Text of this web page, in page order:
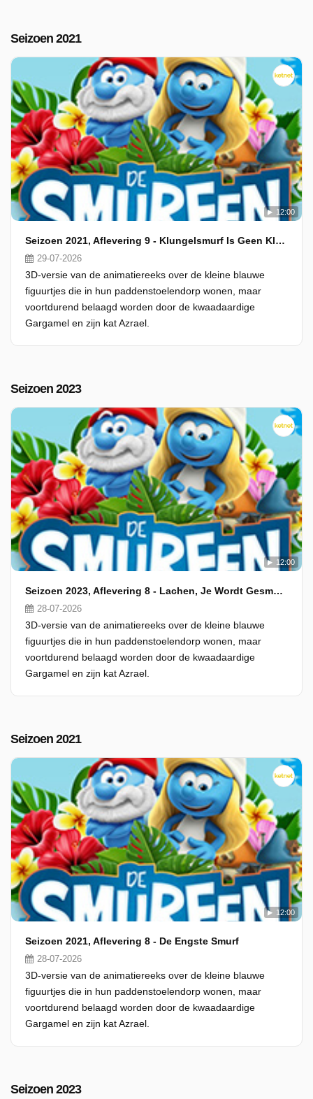
Seizoen 2021
12:00
Seizoen 2021, Aflevering 9 - Klungelsmurf Is Geen Klungel
29-07-2026
3D-versie van de animatiereeks over de kleine blauwe
figuurtjes die in hun paddenstoelendorp wonen, maar
voortdurend belaagd worden door de kwaadaardige
Gargamel en zijn kat Azrael.
Seizoen 2023
12:00
Seizoen 2023, Aflevering 8 - Lachen, Je Wordt Gesmurft!
28-07-2026
3D-versie van de animatiereeks over de kleine blauwe
figuurtjes die in hun paddenstoelendorp wonen, maar
voortdurend belaagd worden door de kwaadaardige
Gargamel en zijn kat Azrael.
Seizoen 2021
12:00
Seizoen 2021, Aflevering 8 - De Engste Smurf
28-07-2026
3D-versie van de animatiereeks over de kleine blauwe
figuurtjes die in hun paddenstoelendorp wonen, maar
voortdurend belaagd worden door de kwaadaardige
Gargamel en zijn kat Azrael.
Seizoen 2023